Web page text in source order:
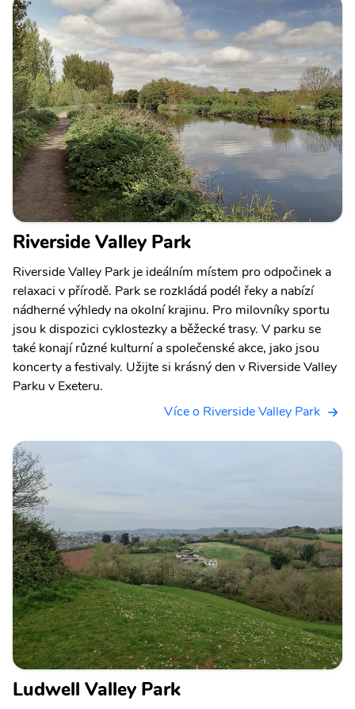
Riverside Valley Park
Riverside Valley Park je ideálním místem pro odpočinek a
relaxaci v přírodě. Park se rozkládá podél řeky a nabízí
nádherné výhledy na okolní krajinu. Pro milovníky sportu
jsou k dispozici cyklostezky a běžecké trasy. V parku se
také konají různé kulturní a společenské akce, jako jsou
koncerty a festivaly. Užijte si krásný den v Riverside Valley
Parku v Exeteru.
Více o Riverside Valley Park
Ludwell Valley Park